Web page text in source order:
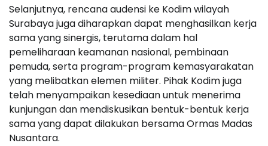
Selanjutnya, rencana audensi ke Kodim wilayah
Surabaya juga diharapkan dapat menghasilkan kerja
sama yang sinergis, terutama dalam hal
pemeliharaan keamanan nasional, pembinaan
pemuda, serta program-program kemasyarakatan
yang melibatkan elemen militer. Pihak Kodim juga
telah menyampaikan kesediaan untuk menerima
kunjungan dan mendiskusikan bentuk-bentuk kerja
sama yang dapat dilakukan bersama Ormas Madas
Nusantara.